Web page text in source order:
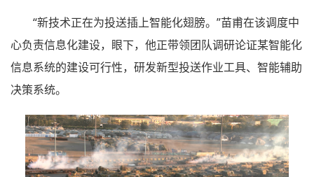
“新技术正在为投送插上智能化翅膀。”苗甫在该调度中
心负责信息化建设，眼下，他正带领团队调研论证某智能化
信息系统的建设可行性，研发新型投送作业工具、智能辅助
决策系统。